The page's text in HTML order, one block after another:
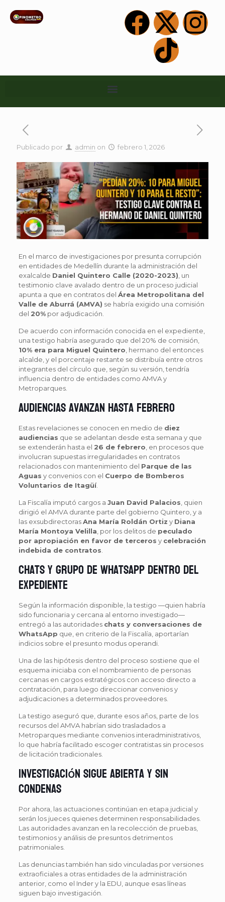
Publicado por admin on febrero 1, 2026
En el marco de investigaciones por presunta corrupción
en entidades de Medellín durante la administración del
exalcalde Daniel Quintero Calle (2020-2023) , un
testimonio clave avalado dentro de un proceso judicial
apunta a que en contratos del Área Metropolitana del
Valle de Aburrá (AMVA) se habría exigido una comisión
del 20%por adjudicación.
De acuerdo con información conocida en el expediente,
una testigo habría asegurado que del 20% de comisión,
10% era para Miguel Quintero , hermano del entonces
alcalde, y el porcentaje restante se distribuía entre otros
integrantes del círculo que, según su versión, tendría
influencia dentro de entidades como AMVA y
Metroparques.
Audiencias avanzan hasta febrero
Estas revelaciones se conocen en medio de diez
audiencias que se adelantan desde esta semana y que
se extenderán hasta el 26 de febrero , en procesos que
involucran supuestas irregularidades en contratos
relacionados con mantenimiento del Parque de las
Aguas y convenios con el Cuerpo de Bomberos
Voluntarios de Itagüí.
La Fiscalía imputó cargos a Juan David Palacios , quien
dirigió el AMVA durante parte del gobierno Quintero, y a
las exsubdirectorasAna María Roldán Ortiz y Diana
María Montoya Velilla , por los delitos de peculado
por apropiación en favor de terceros y celebración
indebida de contratos
Chats y grupo de WhatsApp dentro del
expediente
Según la información disponible, la testigo —quien habría
sido funcionaria y cercana al entorno investigado—
entregó a las autoridades chats y conversaciones de
WhatsApp que, en criterio de la Fiscalía, aportarían
indicios sobre el presunto modus operandi.
Una de las hipótesis dentro del proceso sostiene que el
esquema iniciaba con el nombramiento de personas
cercanas en cargos estratégicos con acceso directo a
contratación, para luego direccionar convenios y
adjudicaciones a determinados proveedores.
La testigo aseguró que, durante esos años, parte de los
recursos del AMVA habrían sido trasladados a
Metroparques mediante convenios interadministrativos,
lo que habría facilitado escoger contratistas sin procesos
de licitación tradicionales.
Investigación sigue abierta y sin
condenas
Por ahora, las actuaciones continúan en etapa judicial y
serán los jueces quienes determinen responsabilidades.
Las autoridades avanzan en la recolección de pruebas,
testimonios y análisis de presuntos detrimentos
patrimoniales.
Las denuncias también han sido vinculadas por versiones
extraoficiales a otras entidades de la administración
anterior, como el Inder y la EDU, aunque esas líneas
siguen bajo investigación.